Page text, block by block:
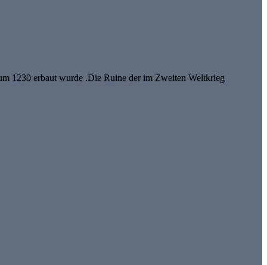
1230 erbaut wurde .Die Ruine der im Zweiten Weltkrieg